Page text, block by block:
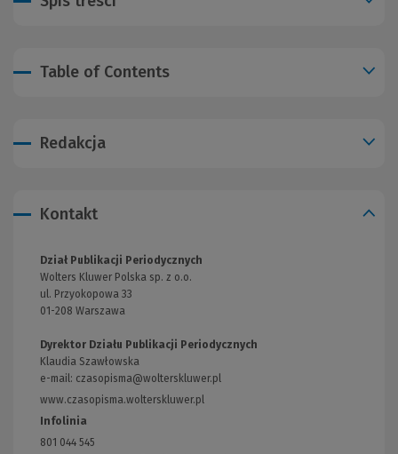
Table of Contents
Redakcja
Kontakt
Dział Publikacji Periodycznych
Wolters Kluwer Polska sp. z o.o.
ul. Przyokopowa 33
01-208 Warszawa
Dyrektor Działu Publikacji Periodycznych
Klaudia Szawłowska
e-mail: czasopisma@wolterskluwer.pl
www.czasopisma.wolterskluwer.pl
Infolinia
801 044 545